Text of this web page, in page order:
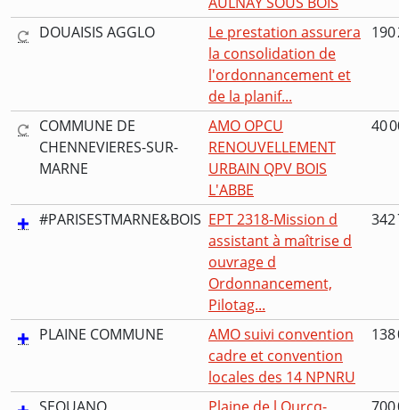
DOUAISIS AGGLO
Le prestation assurera
la consolidation de
l'ordonnancement et
de la planif...
190
COMMUNE DE
CHENNEVIERES-SUR-
MARNE
AMO OPCU
RENOUVELLEMENT
URBAIN QPV BOIS
L'ABBE
40
#PARISESTMARNE&BOIS EPT 2318-Mission d
assistant à maîtrise d
ouvrage d
Ordonnancement,
Pilotag...
342
PLAINE COMMUNE
AMO suivi convention
cadre et convention
locales des 14 NPNRU
138